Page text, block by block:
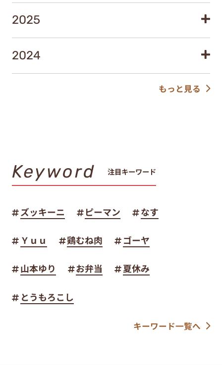
2025
2024
もっと見る
Keyword 注目キーワード
ズッキーニ ピーマン なす
Ｙｕｕ 鶏むね肉 ゴーヤ
山本ゆり お弁当 夏休み
とうもろこし
キーワード一覧へ